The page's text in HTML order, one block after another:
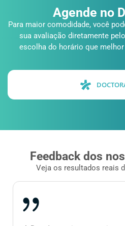
Agende no
Para maior comodidade, você
sua avaliação diretamente
escolha do horário que
Feedback dos
Veja os resultados reais